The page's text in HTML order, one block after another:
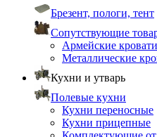
Брезент, пологи, тент
Сопутствующие
Армейские кровати
Металлические
Кухни и утварь
Полевые кухни
Кухни переносные
Кухни прицепные